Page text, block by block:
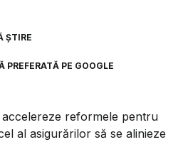
ȘTIRE
PREFERATĂ PE GOOGLE
reformele pentru
al asigurărilor să se alinieze